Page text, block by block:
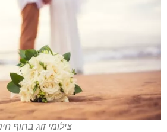
צילומי זוג בחוף